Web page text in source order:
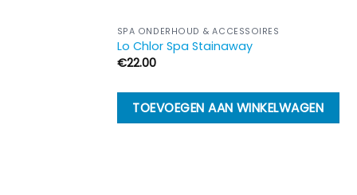
SPA ONDERHOUD & ACCESSOIRES
Lo Chlor Spa Stainaway
€22.00
TOEVOEGEN AAN WINKELWAGEN